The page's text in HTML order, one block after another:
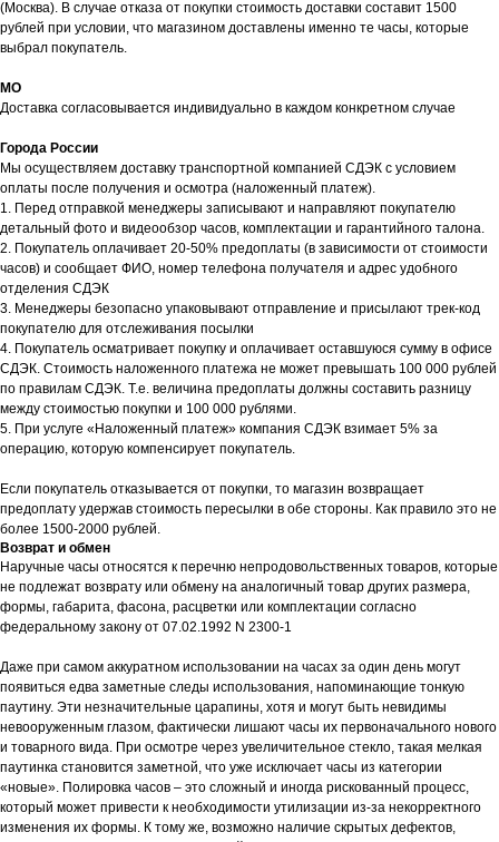
(Москва). В случае отказа от покупки стоимость доставки составит 1500
рублей при условии, что магазином доставлены именно те часы, которые
выбрал покупатель.
МО
Доставка согласовывается индивидуально в каждом конкретном случае
Города России
Мы осуществляем доставку транспортной компанией СДЭК с условием
оплаты после получения и осмотра (наложенный платеж).
1. Перед отправкой менеджеры записывают и направляют покупателю
детальный фото и видеообзор часов, комплектации и гарантийного талона.
2. Покупатель оплачивает 20-50% предоплаты (в зависимости от стоимости
часов) и сообщает ФИО, номер телефона получателя и адрес удобного
отделения СДЭК
3. Менеджеры безопасно упаковывают отправление и присылают трек-код
покупателю для отслеживания посылки
4. Покупатель осматривает покупку и оплачивает оставшуюся сумму в офисе
СДЭК. Стоимость наложенного платежа не может превышать 100 000 рублей
по правилам СДЭК. Т.е. величина предоплаты должны составить разницу
между стоимостью покупки и 100 000 рублями.
5. При услуге «Наложенный платеж» компания СДЭК взимает 5% за
операцию, которую компенсирует покупатель.
Если покупатель отказывается от покупки, то магазин возвращает
предоплату удержав стоимость пересылки в обе стороны. Как правило это не
более 1500-2000 рублей.
Возврат и обмен
Наручные часы относятся к перечню непродовольственных товаров, которые
не подлежат возврату или обмену на аналогичный товар других размера,
формы, габарита, фасона, расцветки или комплектации согласно
федеральному закону от 07.02.1992 N 2300-1
Даже при самом аккуратном использовании на часах за один день могут
появиться едва заметные следы использования, напоминающие тонкую
паутину. Эти незначительные царапины, хотя и могут быть невидимы
невооруженным глазом, фактически лишают часы их первоначального нового
и товарного вида. При осмотре через увеличительное стекло, такая мелкая
паутинка становится заметной, что уже исключает часы из категории
«новые». Полировка часов – это сложный и иногда рискованный процесс,
который может привести к необходимости утилизации из-за некорректного
изменения их формы. К тому же, возможно наличие скрытых дефектов,